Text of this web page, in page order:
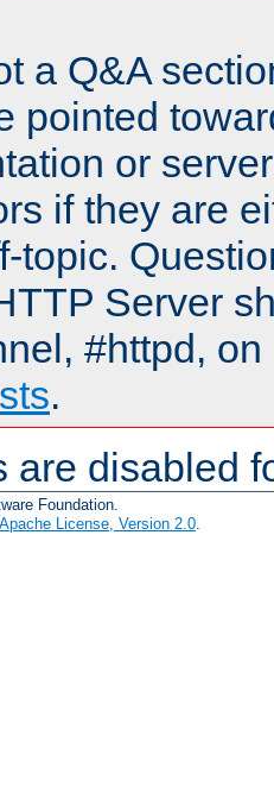
a Q&A
pointed
or
if they are
topic.
Server
#httpd,
.
are disabled
Foundation.
Apache License, Version 2.0